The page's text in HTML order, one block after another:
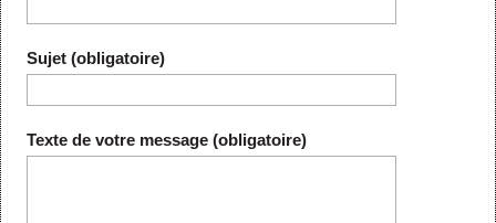
Sujet (obligatoire)
Texte de votre message (obligatoire)